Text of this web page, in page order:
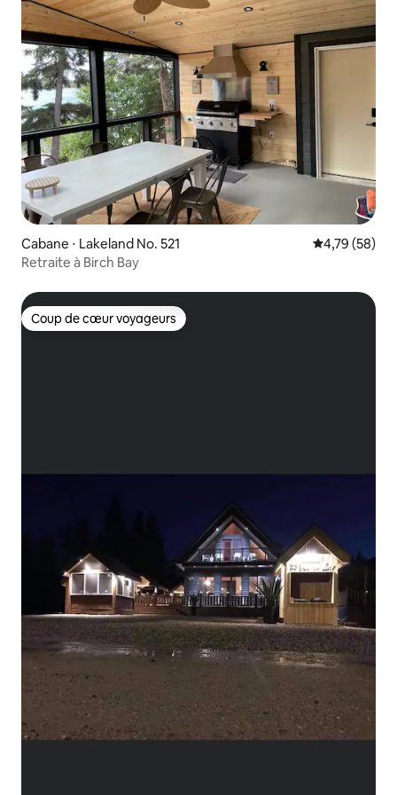
Cabane ⋅ Lakeland No. 521 Évaluation
4,79 (58)
Retraite à Birch Bay
Coup de cœur voyageurs
Coup de cœur voyageurs